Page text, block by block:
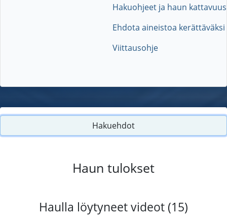
Hakuohjeet ja haun kattavuus
Ehdota aineistoa kerättäväksi
Viittausohje
Hakuehdot
Haun tulokset
Haulla löytyneet videot (15)